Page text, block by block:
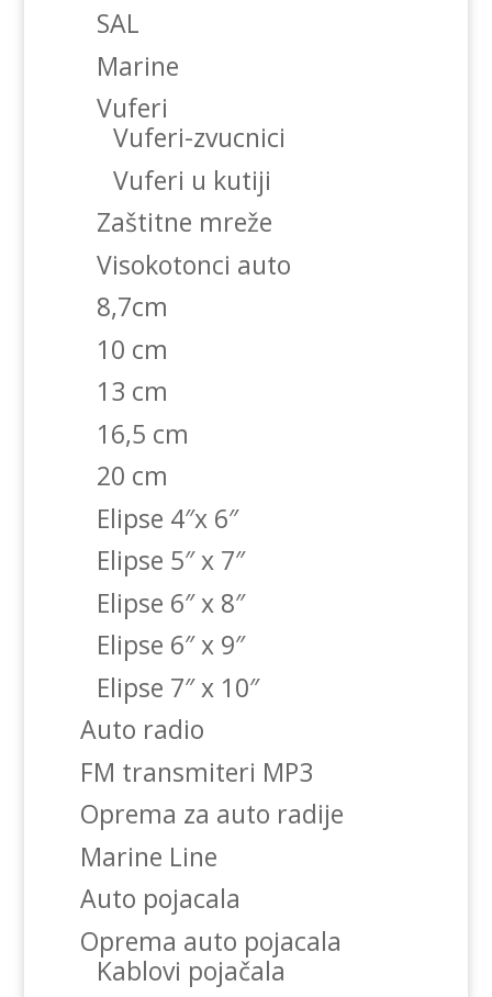
SAL
Marine
Vuferi
Vuferi-zvucnici
Vuferi u kutiji
Zaštitne mreže
Visokotonci auto
8,7cm
10 cm
13 cm
16,5 cm
20 cm
Elipse 4″x 6″
Elipse 5″ x 7″
Elipse 6″ x 8″
Elipse 6″ x 9″
Elipse 7″ x 10″
Auto radio
FM transmiteri MP3
Oprema za auto radije
Marine Line
Auto pojacala
Oprema auto pojacala
Kablovi pojačala